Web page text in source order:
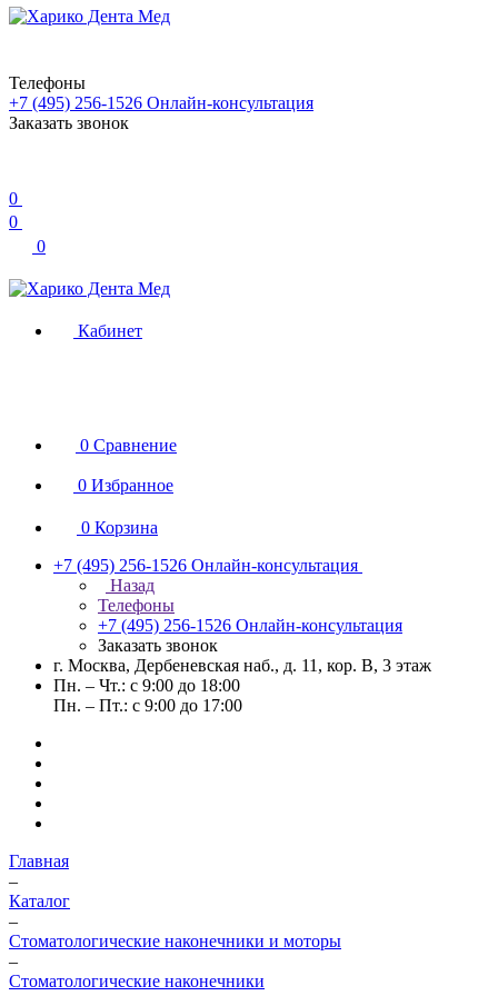
Телефоны
+7 (495) 256-1526 Онлайн-консультация
Заказать звонок
0
0
0
Кабинет
0 Сравнение
0 Избранное
0 Корзина
+7 (495) 256-1526 Онлайн-консультация
Назад
Телефоны
+7 (495) 256-1526 Онлайн-консультация
Заказать звонок
г. Москва, Дербеневская наб., д. 11, кор. В, 3 этаж
Пн. – Чт.: с 9:00 до 18:00
Пн. – Пт.: с 9:00 до 17:00
Главная
–
Каталог
–
Стоматологические наконечники и моторы
–
Стоматологические наконечники